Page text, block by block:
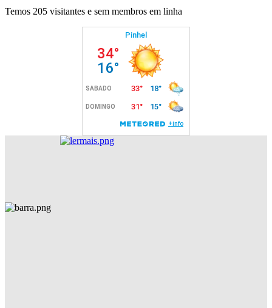
Temos 205 visitantes e sem membros em linha